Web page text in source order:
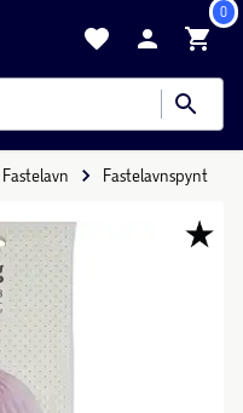
0
Fastelavn Fastelavnspynt